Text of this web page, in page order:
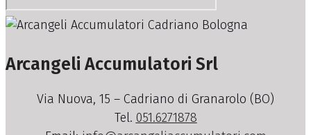
Arcangeli Accumulatori Srl
Via Nuova, 15 – Cadriano di Granarolo (BO)
Tel. 051.6271878